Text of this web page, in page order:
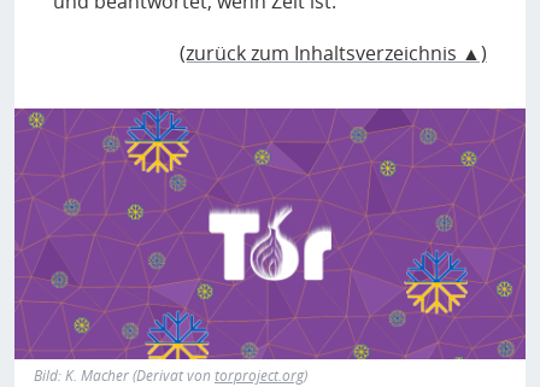
(zurück zum Inhaltsverzeichnis ▲)
Bild
Bild: K. Macher (Derivat von torproject.org)